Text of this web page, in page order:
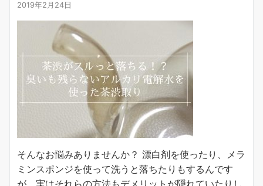
2019年2月24日
そんなお悩みありませんか？ 漂白剤を使ったり、メラ
ミンスポンジを使って洗うと落ちたりもするんです
が、実はそれらの方法もデメリットが隠れていたりし